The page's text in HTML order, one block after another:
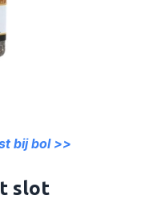
bij bol >>
slot